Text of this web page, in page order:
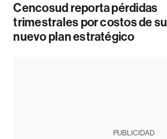
Cencosud reporta pérdidas
trimestrales por costos de su
nuevo plan estratégico
PUBLICIDAD